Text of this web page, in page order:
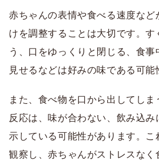
赤ちゃんの表情や食べる速度など
けを調整することは大切です。す
う、口をゆっくりと閉じる、食
見せるなどは好みの味である可能
また、食べ物を口から出してし
反応は、味が合わない、飲み込
示している可能性があります。こ
観察し、赤ちゃんがストレスなく